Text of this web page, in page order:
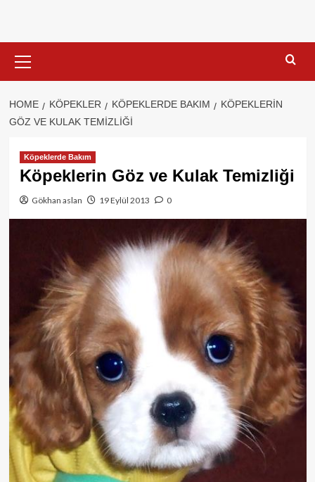
Menu
HOME KÖPEKLER KÖPEKLERDE BAKIM
KÖPEKLERIN
GÖZ VE KULAK TEMIZLIĞI
Köpeklerde Bakım
Köpeklerin Göz ve Kulak Temizliği
Gökhan aslan 19 Eylül 2013 0